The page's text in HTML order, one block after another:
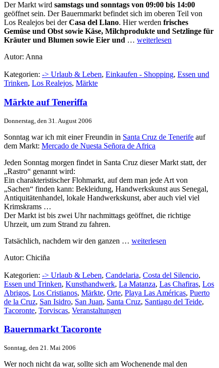
Der Markt wird samstags und sonntags von 09:00 bis 14:00
geöffnet sein. Der Bauernmarkt befindet sich im oberen Teil von
Los Realejos bei derCasa del Llano. Hier werden frisches
Gemüse und Obst sowie Käse, Milchprodukte und Setzlinge für
Kräuter und Blumen sowie Eier und … weiterlesen
Autor: Anna
Kategorien: -> Urlaub & Leben, Einkaufen - Shopping, Essen und
Trinken, Los Realejos, Märkte
Märkte auf Teneriffa
Donnerstag, den 31. August 2006
Sonntag war ich mit einer Freundin in Santa Cruz de Tenerife auf
dem Markt: Mercado de Nuesta Señora de Africa
Jeden Sonntag morgen findet in Santa Cruz dieser Markt statt, der
„Rastro“ genannt wird:
Ein charakteristischer Flohmarkt, auf dem man jede Art von
„Sachen“ finden kann: Bekleidung, Handwerkskunst aus Senegal,
Antiquitätenhandel, lokale Handwerkskunst, aber auch viel viel
Krimskrams …
Der Markt ist bis zwei Uhr nachmittags geöffnet, die richtige
Uhrzeit, um zum Strand zu fahren.
Tatsächlich, nachdem wir den ganzen … weiterlesen
Autor: Chiciña
Kategorien: -> Urlaub & Leben, Candelaria, Costa del Silencio,
Essen und Trinken, Kunsthandwerk, La Matanza, Las Chafiras, Los
Abrigos, Los Cristianos, Märkte, Orte, Playa Las Américas, Puerto
de la Cruz, San Isidro, San Juan, Santa Cruz, Santiago del Teide,
Tacoronte, Torviscas, Veranstaltungen
Bauernmarkt Tacoronte
Sonntag, den 21. Mai 2006
Wer noch nicht da war, sollte sich am Wochenende mal den